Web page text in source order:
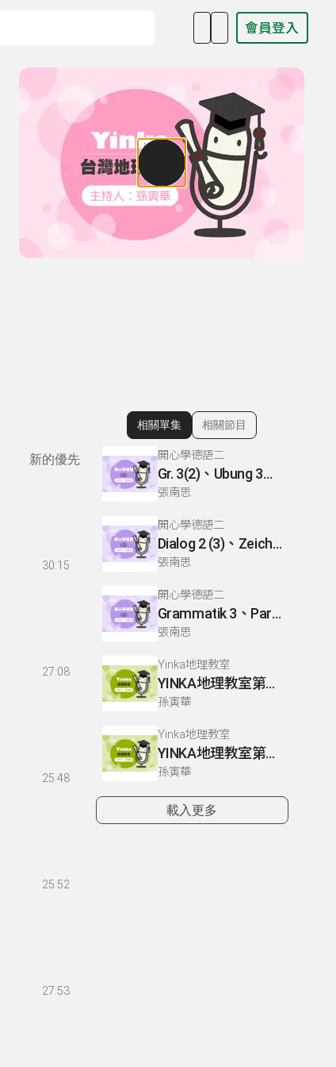
會員登入
新的優先
30:15
27:08
25:48
25:52
27:53
顯示相關單集
相關單集 相關節目
開心學德語二
Gr. 3(2)、Ubung 3、Gr. 2(1)
張南思
開心學德語二
Dialog 2 (3)、Zeichnen: einen Mann、Lesetext 1(1)
張南思
開心學德語二
Grammatik 3、Partnerubungen Nr. 1, 3、Dialog 2(1)
張南思
Yinka地理教室
YINKA地理教室第一冊 P22-26
孫寅華
Yinka地理教室
YINKA地理教室第一冊 P4-5
孫寅華
載入更多